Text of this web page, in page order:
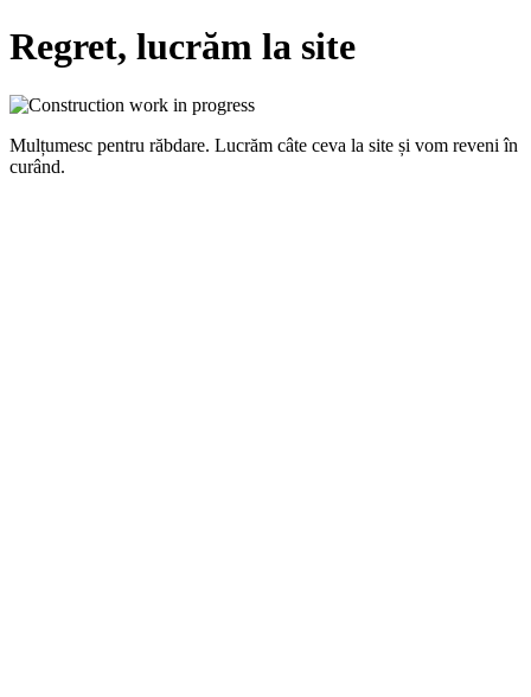
Regret, lucrăm la site
Mulțumesc pentru răbdare. Lucrăm câte ceva la site și vom reveni în
curând.